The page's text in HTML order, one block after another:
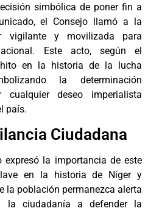
simbólica de poner fin a
el Consejo llamó a la
vigilante y movilizada para
Este acto, según el
en la historia de la lucha
la determinación
cualquier deseo imperialista
país.
Ciudadana
expresó la importancia de este
en la historia de Níger y
la población permanezca alerta
ciudadanía a defender la